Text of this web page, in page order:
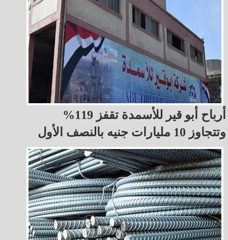
أرباح أبو قير للأسمدة تقفز 119%
وتتجاوز 10 مليارات جنيه بالنصف الأول